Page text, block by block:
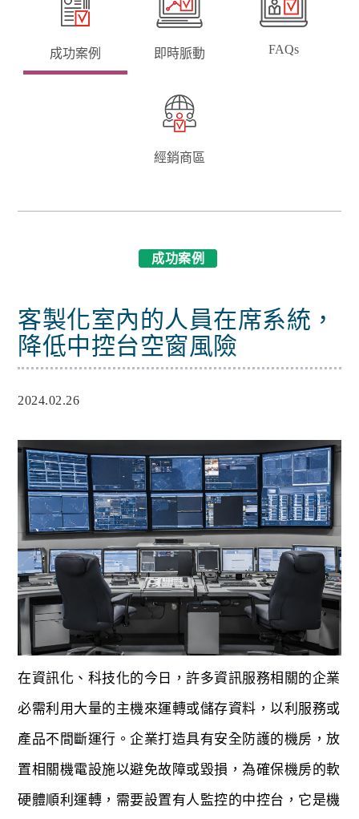
成功案例 即時脈動 FAQs
經銷商區
成功案例
客製化室內的人員在席系統，
降低中控台空窗風險
2024.02.26
在資訊化、科技化的今日，許多資訊服務相關的企業
必需利用大量的主機來運轉或儲存資料，以利服務或
產品不間斷運行。企業打造具有安全防護的機房，放
置相關機電設施以避免故障或毀損，為確保機房的軟
硬體順利運轉，需要設置有人監控的中控台，它是機